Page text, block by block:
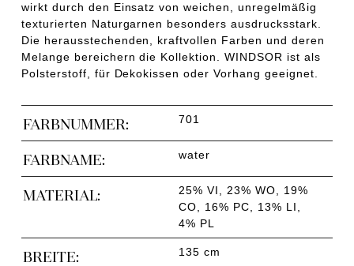
wirkt durch den Einsatz von weichen, unregelmäßig
texturierten Naturgarnen besonders ausdrucksstark.
Die herausstechenden, kraftvollen Farben und deren
Melange bereichern die Kollektion. WINDSOR ist als
Polsterstoff, für Dekokissen oder Vorhang geeignet.
FARBNUMMER: 701
FARBNAME: water
MATERIAL:
25% VI, 23% WO, 19%
CO, 16% PC, 13% LI,
4% PL
BREITE: 135 cm